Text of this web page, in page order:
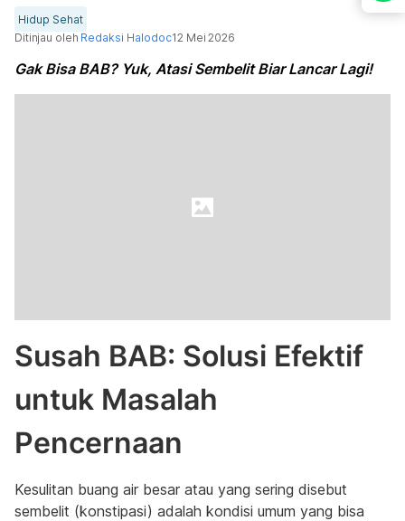
Hidup Sehat
Ditinjau oleh Redaksi Halodoc12 Mei 2026
Gak Bisa BAB? Yuk, Atasi Sembelit Biar Lancar Lagi!
Susah BAB: Solusi Efektif
untuk Masalah
Pencernaan
Kesulitan buang air besar atau yang sering disebut
sembelit (konstipasi) adalah kondisi umum yang bisa